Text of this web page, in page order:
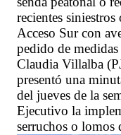
recientes
Acceso Sur con
pedido de
Claudia Villalba
presentó una
del jueves de la
Ejecutivo la
serruchos o lomos